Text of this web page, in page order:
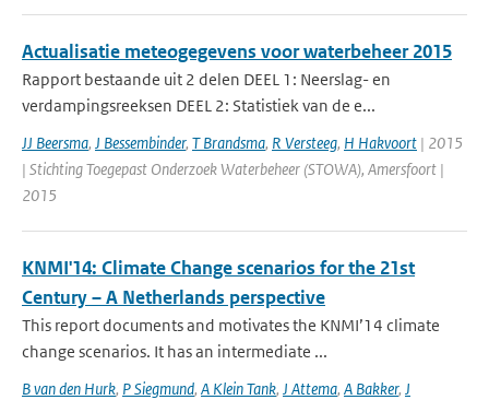
Actualisatie meteogegevens voor waterbeheer 2015
Rapport bestaande uit 2 delen DEEL 1: Neerslag- en
verdampingsreeksen DEEL 2: Statistiek van de e...
JJ Beersma, J Bessembinder, T Brandsma, R Versteeg, H Hakvoort | 2015
| Stichting Toegepast Onderzoek Waterbeheer (STOWA), Amersfoort |
2015
KNMI'14: Climate Change scenarios for the 21st
Century – A Netherlands perspective
This report documents and motivates the KNMI’14 climate
change scenarios. It has an intermediate ...
B van den Hurk, P Siegmund, A Klein Tank, J Attema, A Bakker, J